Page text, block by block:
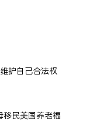
护自己合法权
民美国养老福